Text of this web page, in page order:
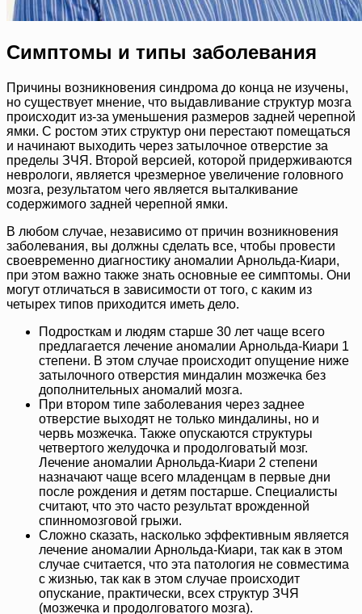
Симптомы и типы заболевания
Причины возникновения синдрома до конца не изучены,
но существует мнение, что выдавливание структур мозга
происходит из-за уменьшения размеров задней черепной
ямки. С ростом этих структур они перестают помещаться
и начинают выходить через затылочное отверстие за
пределы ЗЧЯ. Второй версией, которой придерживаются
неврологи, является чрезмерное увеличение головного
мозга, результатом чего является выталкивание
содержимого задней черепной ямки.
В любом случае, независимо от причин возникновения
заболевания, вы должны сделать все, чтобы провести
своевременно диагностику аномалии Арнольда-Киари,
при этом важно также знать основные ее симптомы. Они
могут отличаться в зависимости от того, с каким из
четырех типов приходится иметь дело.
Подросткам и людям старше 30 лет чаще всего
предлагается лечение аномалии Арнольда-Киари 1
степени. В этом случае происходит опущение ниже
затылочного отверстия миндалин мозжечка без
дополнительных аномалий мозга.
При втором типе заболевания через заднее
отверстие выходят не только миндалины, но и
червь мозжечка. Также опускаются структуры
четвертого желудочка и продолговатый мозг.
Лечение аномалии Арнольда-Киари 2 степени
назначают чаще всего младенцам в первые дни
после рождения и детям постарше. Специалисты
считают, что это часто результат врожденной
спинномозговой грыжи.
Сложно сказать, насколько эффективным является
лечение аномалии Арнольда-Киари, так как в этом
случае считается, что эта патология не совместима
с жизнью, так как в этом случае происходит
опускание, практически, всех структур ЗЧЯ
(мозжечка и продолговатого мозга).